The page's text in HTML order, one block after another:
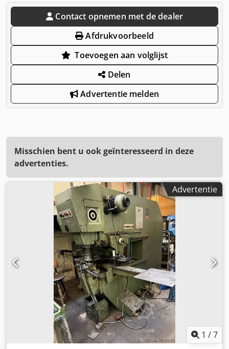
Contact opnemen met de dealer
Afdrukvoorbeeld
Toevoegen aan volglijst
Delen
Advertentie melden
Misschien bent u ook geïnteresseerd in deze
advertenties.
Advertentie
1 /7